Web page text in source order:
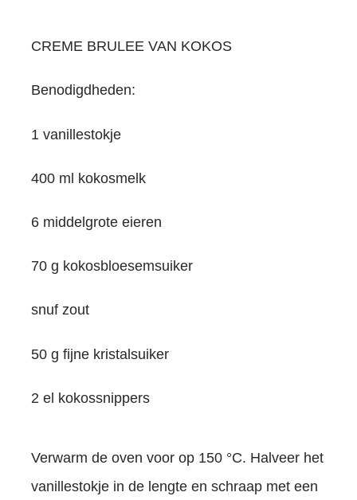
CREME BRULEE VAN KOKOS
Benodigdheden:
1 vanillestokje
400 ml kokosmelk
6 middelgrote eieren
70 g kokosbloesemsuiker
snuf zout
50 g fijne kristalsuiker
2 el kokossnippers
Verwarm de oven voor op 150 °C. Halveer het
vanillestokje in de lengte en schraap met een